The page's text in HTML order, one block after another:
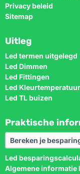
Privacy beleid
Sitemap
Uitleg
Led termen uitgelegd
Led Dimmen
Led Fittingen
Led Kleurtemperatuur
Led TL buizen
Praktische
Bereken je
Led
Algemene informatie